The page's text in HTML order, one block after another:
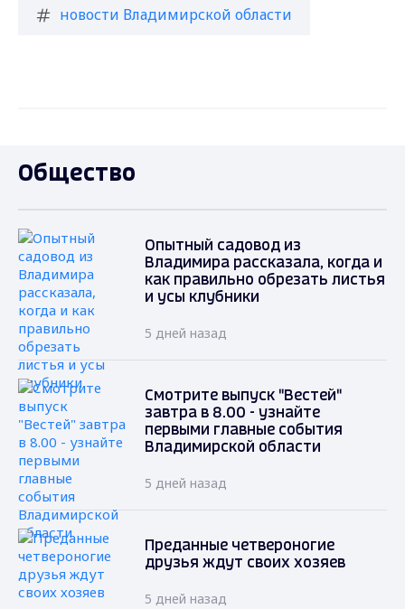
новости Владимирской области
Общество
Опытный садовод из
Владимира рассказала, когда и
как правильно обрезать листья
и усы клубники
5 дней назад
Смотрите выпуск "Вестей"
завтра в 8.00 - узнайте
первыми главные события
Владимирской области
5 дней назад
Преданные четвероногие
друзья ждут своих хозяев
5 дней назад